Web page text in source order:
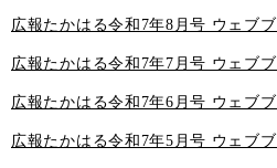
広報たかはる令和7年8月号 ウェブブ
広報たかはる令和7年7月号 ウェブブ
広報たかはる令和7年6月号 ウェブブ
広報たかはる令和7年5月号 ウェブブ